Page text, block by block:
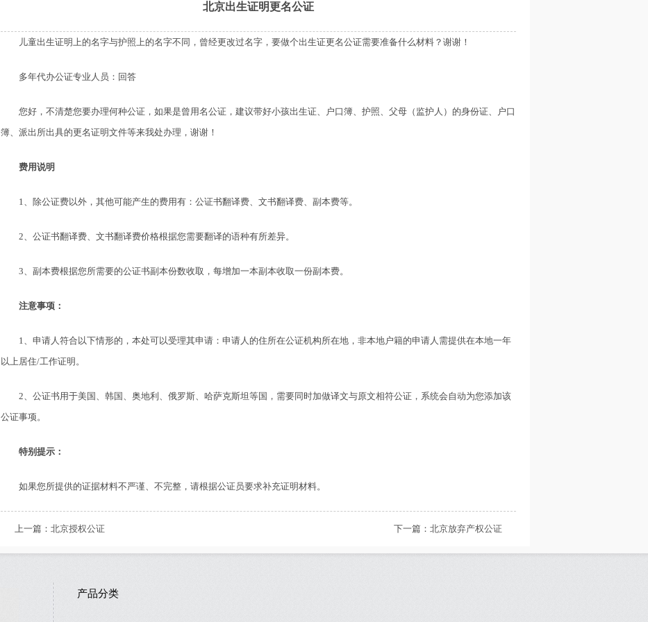
北京出生证明更名公证
儿童出生证明上的名字与护照上的名字不同，曾经更改过名字，要做个出生证更名公证需要准备什么材料？谢谢！
多年代办公证专业人员：回答
您好，不清楚您要办理何种公证，如果是曾用名公证，建议带好小孩出生证、户口簿、护照、父母（监护人）的身份证、户口
簿、派出所出具的更名证明文件等来我处办理，谢谢！
费用说明
1、除公证费以外，其他可能产生的费用有：公证书翻译费、文书翻译费、副本费等。
2、公证书翻译费、文书翻译费价格根据您需要翻译的语种有所差异。
3、副本费根据您所需要的公证书副本份数收取，每增加一本副本收取一份副本费。
注意事项：
1、申请人符合以下情形的，本处可以受理其申请：申请人的住所在公证机构所在地，非本地户籍的申请人需提供在本地一年
以上居住/工作证明。
2、公证书用于美国、韩国、奥地利、俄罗斯、哈萨克斯坦等国，需要同时加做译文与原文相符公证，系统会自动为您添加该
公证事项。
特别提示：
如果您所提供的证据材料不严谨、不完整，请根据公证员要求补充证明材料。
上一篇： 北京授权公证 下一篇： 北京放弃产权公证
产品分类